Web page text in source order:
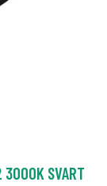
3000K SVART